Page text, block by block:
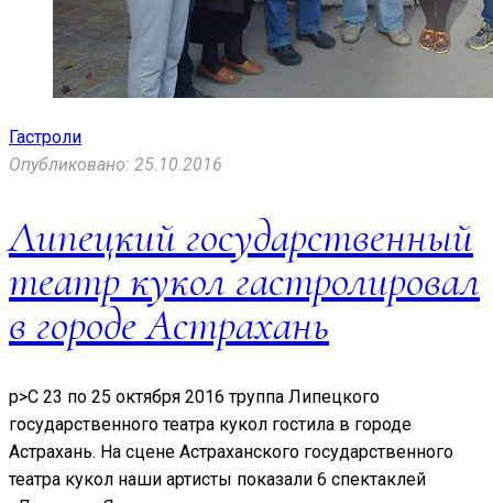
Гастроли
Опубликовано: 25.10.2016
Липецкий государственный
театр кукол гастролировал
в городе Астрахань
p>С 23 по 25 октября 2016 труппа Липецкого
государственного театра кукол гостила в городе
Астрахань. На сцене Астраханского государственного
театра кукол наши артисты показали 6 спектаклей